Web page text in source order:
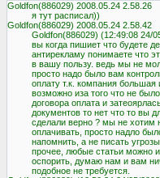
Goldfon(886029) 2008.05.24 2.58.26
          я тут расписал))
Goldfon(886029) 2008.05.24 2.58.42
Goldfon(886029) (12:49:08 24/
вы когда пишиет что будете
антирекламу понимаете что
в вашу пользу. ведь мы не
просто надо было вам
оплату т.к. компания большая
возможно иза того что не
договора оплата и
документов то нет что то вы
сделали верно ? мы не хотим
оплачивать, просто надло
напомнить, а не писать
прочее, любые статьи можно
оспорить, думаю нам и вам
          подобное не требуется.